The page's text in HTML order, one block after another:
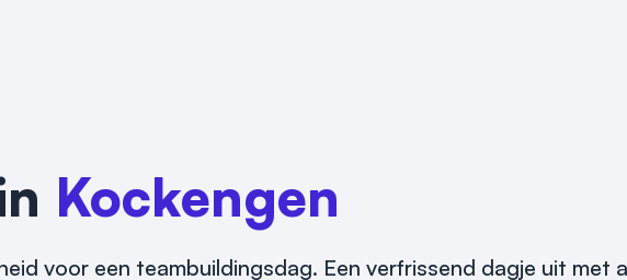
Kockengen
voor een teambuildingsdag. Een verfrissend dagje uit met